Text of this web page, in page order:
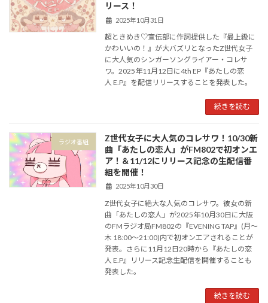
リース！
2025年10月31日
超ときめき♡宣伝部に作詞提供した『最上級に
かわいいの！』が大バズリとなったZ世代女子
に大人気のシンガーソングライアー・コレサ
ワ。2025年11月12日に4th EP『あたしの恋
人 E.P』を配信リリースすることを発表した。
続きを読む
ラジオ番組
Z世代女子に大人気のコレサワ！10/30新
曲「あたしの恋人」がFM802で初オンエ
ア！＆11/12にリリース記念の生配信番
組を開催！
2025年10月30日
Z世代女子に絶大な人気のコレサワ。彼女の新
曲「あたしの恋人」が2025年10月30日に大阪
のFMラジオ局FM802の『EVENING TAP』(月〜
木 18:00〜21:00)内で初オンエアされることが
発表。さらに11月12日20時から『あたしの恋
人 E.P』リリース記念生配信を開催することも
発表した。
続きを読む